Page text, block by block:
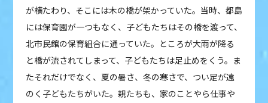
が横たわり、そこには木の橋が架かっていた。当時、都島
には保育園が一つもなく、子どもたちはその橋を渡って、
北市民館の保育組合に通っていた。ところが大雨が降る
と橋が流されてしまって、子どもたちは足止めをくう。ま
たそれだけでなく、夏の暑さ、冬の寒さで、つい足が遠
のく子どもたちがいた。親たちも、家のことやら仕事や